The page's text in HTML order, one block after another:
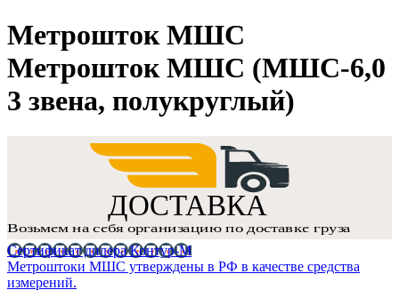
Метрошток МШС
Метрошток МШС (МШС-6,0
3 звена, полукруглый)
Сертификат дилера Контур-М
Метроштоки МШС утверждены в РФ в качестве средства
измерений.